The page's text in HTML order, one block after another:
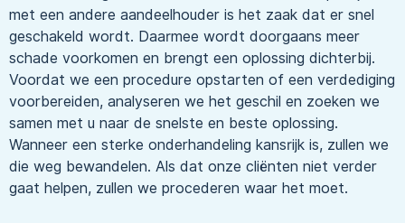
met een andere aandeelhouder is het zaak dat er snel
geschakeld wordt. Daarmee wordt doorgaans meer
schade voorkomen en brengt een oplossing dichterbij.
Voordat we een procedure opstarten of een verdediging
voorbereiden, analyseren we het geschil en zoeken we
samen met u naar de snelste en beste oplossing.
Wanneer een sterke onderhandeling kansrijk is, zullen we
die weg bewandelen. Als dat onze cliënten niet verder
gaat helpen, zullen we procederen waar het moet.